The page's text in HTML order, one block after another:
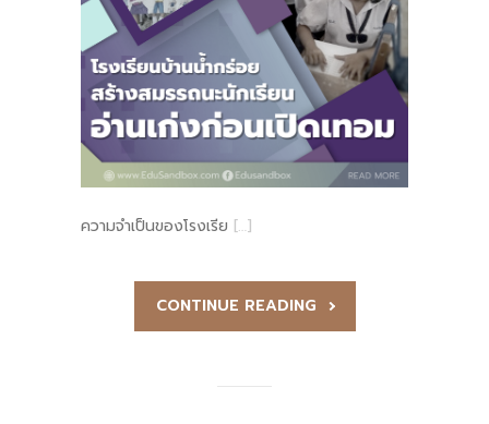
---- รับฟังความคิดเห็นร่าง พ.ร.ฎ. ฯ
---- รายงานการวิเคราะห์ผลกระทบที่อาจเกิดขึ้นจากกฎ
หมายฯ
-- รายงานคณะผู้ประเมินอิสระ
---- รอบประเมิน (พ.ศ. 2562-2564)
-- รายงานประจำปี
---- ปีการศึกษา 2564
ความจำเป็นของโรงเรีย […]
CONTINUE READING